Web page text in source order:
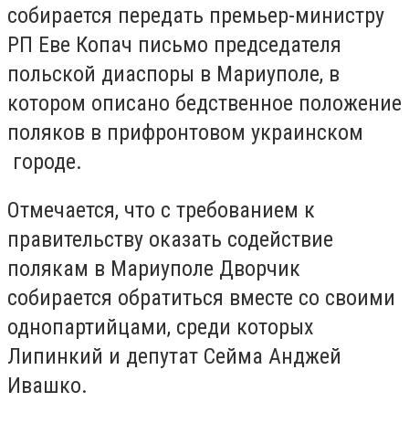
собирается передать премьер-министру
РП Еве Копач письмо председателя
польской диаспоры в Мариуполе, в
котором описано бедственное положение
поляков в прифронтовом украинском
городе.
Отмечается, что с требованием к
правительству оказать содействие
полякам в Мариуполе Дворчик
собирается обратиться вместе со своими
однопартийцами, среди которых
Липинкий и депутат Сейма Анджей
Ивашко.